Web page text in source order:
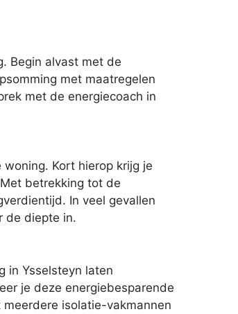
Begin alvast met de
met maatregelen
met de energiecoach in
Kort hierop krijg je
betrekking tot de
In veel gevallen
de diepte in.
in Ysselsteyn laten
je deze energiebesparende
isolatie-vakmannen